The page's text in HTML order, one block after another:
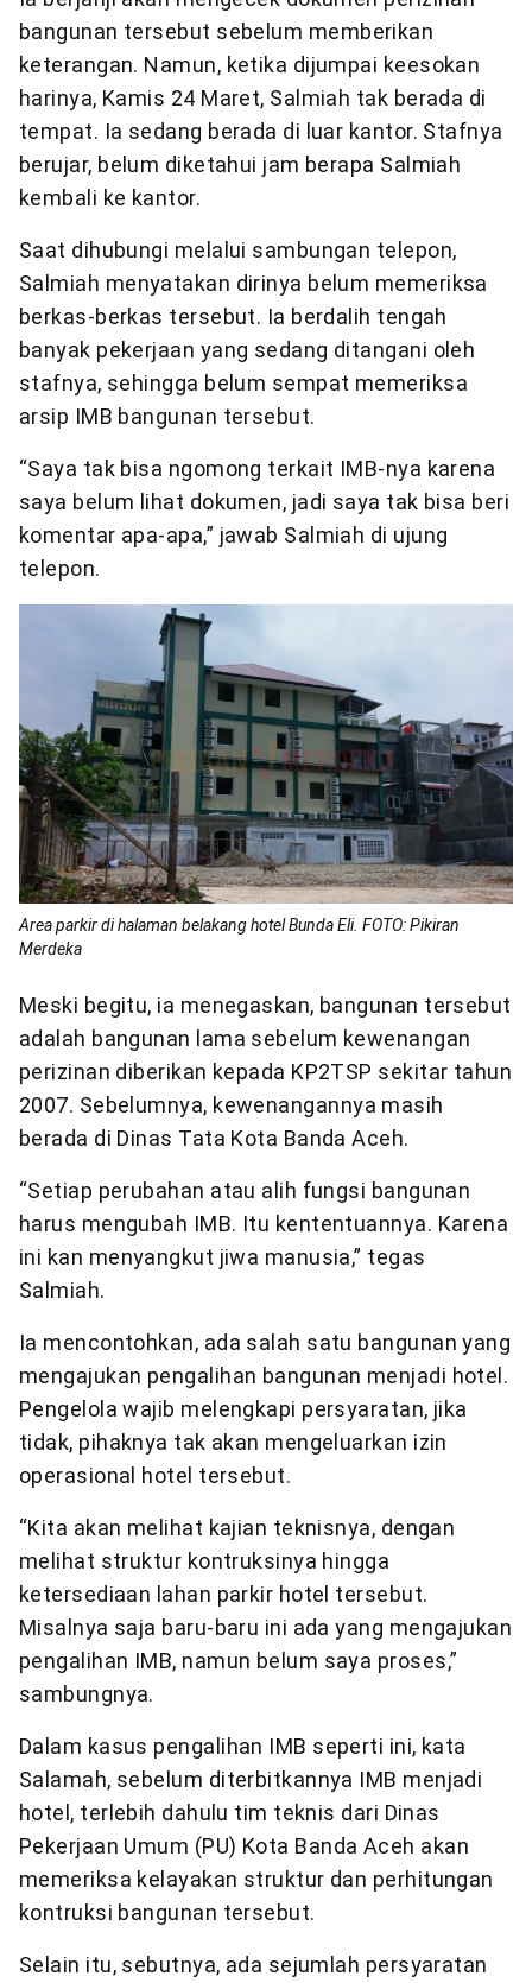
bangunan tersebut sebelum memberikan
keterangan. Namun, ketika dijumpai keesokan
harinya, Kamis 24 Maret, Salmiah tak berada di
tempat. Ia sedang berada di luar kantor. Stafnya
berujar, belum diketahui jam berapa Salmiah
kembali ke kantor.
Saat dihubungi melalui sambungan telepon,
Salmiah menyatakan dirinya belum memeriksa
berkas-berkas tersebut. Ia berdalih tengah
banyak pekerjaan yang sedang ditangani oleh
stafnya, sehingga belum sempat memeriksa
arsip IMB bangunan tersebut.
“Saya tak bisa ngomong terkait IMB-nya karena
saya belum lihat dokumen, jadi saya tak bisa beri
komentar apa-apa,” jawab Salmiah di ujung
telepon.
Area parkir di halaman belakang hotel Bunda Eli. FOTO: Pikiran
Merdeka
Meski begitu, ia menegaskan, bangunan tersebut
adalah bangunan lama sebelum kewenangan
perizinan diberikan kepada KP2TSP sekitar tahun
2007. Sebelumnya, kewenangannya masih
berada di Dinas Tata Kota Banda Aceh.
“Setiap perubahan atau alih fungsi bangunan
harus mengubah IMB. Itu kententuannya. Karena
ini kan menyangkut jiwa manusia,” tegas
Salmiah.
Ia mencontohkan, ada salah satu bangunan yang
mengajukan pengalihan bangunan menjadi hotel.
Pengelola wajib melengkapi persyaratan, jika
tidak, pihaknya tak akan mengeluarkan izin
operasional hotel tersebut.
“Kita akan melihat kajian teknisnya, dengan
melihat struktur kontruksinya hingga
ketersediaan lahan parkir hotel tersebut.
Misalnya saja baru-baru ini ada yang mengajukan
pengalihan IMB, namun belum saya proses,”
sambungnya.
Dalam kasus pengalihan IMB seperti ini, kata
Salamah, sebelum diterbitkannya IMB menjadi
hotel, terlebih dahulu tim teknis dari Dinas
Pekerjaan Umum (PU) Kota Banda Aceh akan
memeriksa kelayakan struktur dan perhitungan
kontruksi bangunan tersebut.
Selain itu, sebutnya, ada sejumlah persyaratan